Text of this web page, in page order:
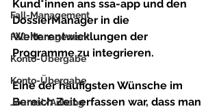
Fall-Management
Fall-Management
Konto-Übergabe
Konto-Übergabe
Journal/Anhang
Kund*innen ans ssa-app und den
DossierManager in die
Weiterentwicklungen der
Programme zu integrieren.
Eine der häufigsten Wünsche im
Bereich Zeit erfassen war, dass man